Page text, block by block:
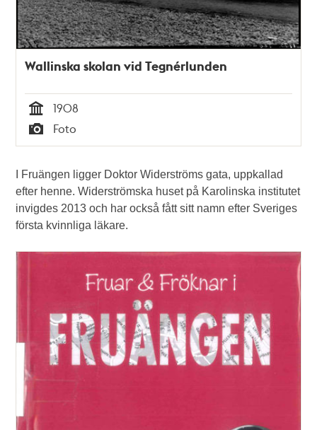
Wallinska skolan vid Tegnérlunden
Tid
1908
Typ
Foto
I Fruängen ligger Doktor Widerströms gata, uppkallad
efter henne. Widerströmska huset på Karolinska institutet
invigdes 2013 och har också fått sitt namn efter Sveriges
första kvinnliga läkare.